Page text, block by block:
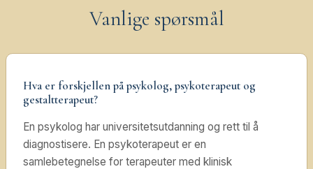
Vanlige spørsmål
Hva er forskjellen på psykolog, psykoterapeut og
gestaltterapeut?
En psykolog har universitetsutdanning og rett til å
diagnostisere. En psykoterapeut er en
samlebetegnelse for terapeuter med klinisk